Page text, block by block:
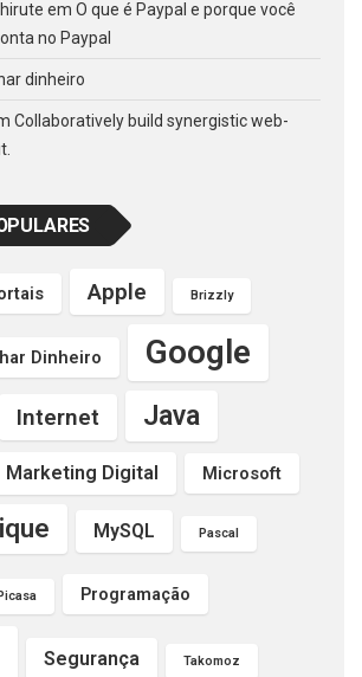
em O que é Paypal e porque você
no Paypal
dinheiro
Collaboratively build synergistic web-
Apple Brizzly
Dinheiro Google
Internet Java
Marketing Digital Microsoft
MySQL Pascal
Programação
Segurança Takomoz